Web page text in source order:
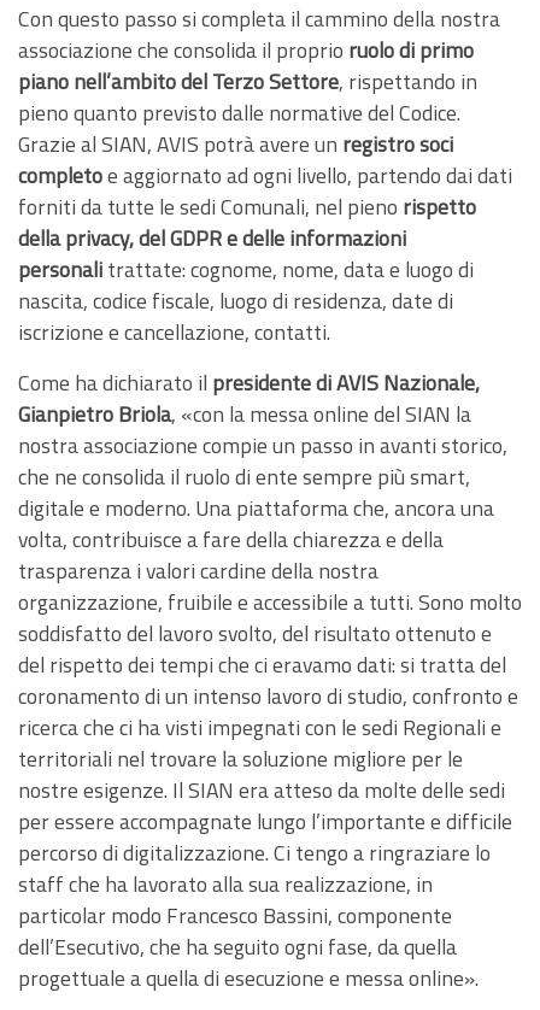
Con questo passo si completa il cammino della nostra
associazione che consolida il proprio ruolo di primo
piano nell’ambito del Terzo Settore, rispettando in
pieno quanto previsto dalle normative del Codice.
Grazie al SIAN, AVIS potrà avere un registro soci
completoe aggiornato ad ogni livello, partendo dai dati
forniti da tutte le sedi Comunali, nel pieno rispetto
della privacy, del GDPR e delle informazioni
personalitrattate: cognome, nome, data e luogo di
nascita, codice fiscale, luogo di residenza, date di
iscrizione e cancellazione, contatti.
Come ha dichiarato il presidente di AVIS Nazionale,
Gianpietro Briola, «con la messa online del SIAN la
nostra associazione compie un passo in avanti storico,
che ne consolida il ruolo di ente sempre più smart,
digitale e moderno. Una piattaforma che, ancora una
volta, contribuisce a fare della chiarezza e della
trasparenza i valori cardine della nostra
organizzazione, fruibile e accessibile a tutti. Sono molto
soddisfatto del lavoro svolto, del risultato ottenuto e
del rispetto dei tempi che ci eravamo dati: si tratta del
coronamento di un intenso lavoro di studio, confronto e
ricerca che ci ha visti impegnati con le sedi Regionali e
territoriali nel trovare la soluzione migliore per le
nostre esigenze. Il SIAN era atteso da molte delle sedi
per essere accompagnate lungo l’importante e difficile
percorso di digitalizzazione. Ci tengo a ringraziare lo
staff che ha lavorato alla sua realizzazione, in
particolar modo Francesco Bassini, componente
dell’Esecutivo, che ha seguito ogni fase, da quella
progettuale a quella di esecuzione e messa online».